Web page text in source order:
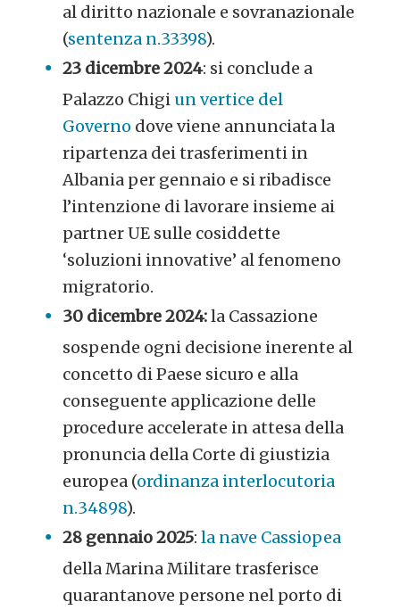
al diritto nazionale e sovranazionale
(sentenza n.33398).
23 dicembre 2024: si conclude a
Palazzo Chigi un vertice del
Governo dove viene annunciata la
ripartenza dei trasferimenti in
Albania per gennaio e si ribadisce
l’intenzione di lavorare insieme ai
partner UE sulle cosiddette
‘soluzioni innovative’ al fenomeno
migratorio.
30 dicembre 2024:la Cassazione
sospende ogni decisione inerente al
concetto di Paese sicuro e alla
conseguente applicazione delle
procedure accelerate in attesa della
pronuncia della Corte di giustizia
europea (ordinanza interlocutoria
n.34898).
28 gennaio 2025:la nave Cassiopea
della Marina Militare trasferisce
quarantanove persone nel porto di